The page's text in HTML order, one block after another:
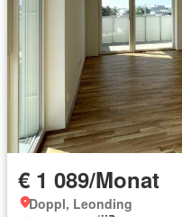
€ 1 089/Monat
Doppl, Leonding